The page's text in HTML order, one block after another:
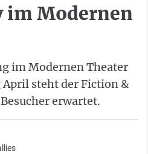
im Modernen
im Modernen Theater
steht der Fiction &
erwartet.